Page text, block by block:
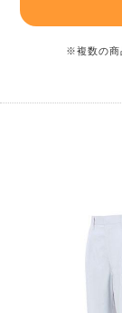
※複数の商